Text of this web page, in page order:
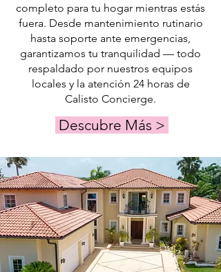
completo para tu hogar mientras estás
fuera. Desde mantenimiento rutinario
hasta soporte ante emergencias,
garantizamos tu tranquilidad — todo
respaldado por nuestros equipos
locales y la atención 24 horas de
Calisto Concierge.
Descubre Más >